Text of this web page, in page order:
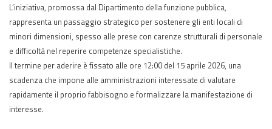
L’iniziativa, promossa dal Dipartimento della funzione pubblica,
rappresenta un passaggio strategico per sostenere gli enti locali di
minori dimensioni, spesso alle prese con carenze strutturali di personale
e difficoltà nel reperire competenze specialistiche.
Il termine per aderire è fissato alle ore 12:00 del 15 aprile 2026, una
scadenza che impone alle amministrazioni interessate di valutare
rapidamente il proprio fabbisogno e formalizzare la manifestazione di
interesse.